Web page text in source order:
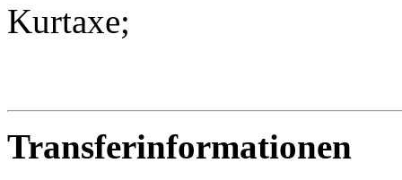
Kurtaxe;
Transferinformationen